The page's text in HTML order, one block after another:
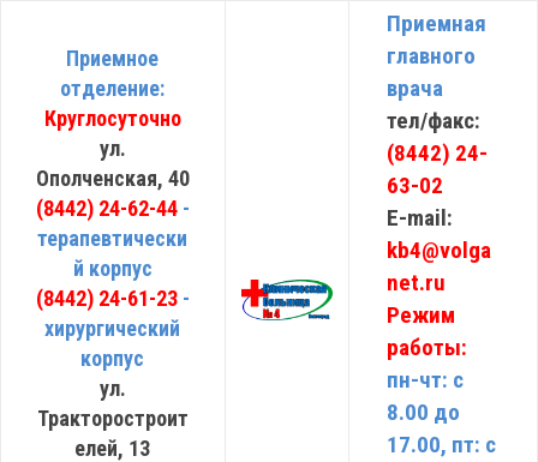
Приемное
отделение:
Круглосуточно
ул.
Ополченская, 40
(8442) 24-62-44 -
терапевтически
й корпус
(8442) 24-61-23 -
хирургический
корпус
ул.
Тракторостроит
елей, 13
Приемная
главного
врача
тел/факс:
(8442) 24-
63-02
E-mail:
kb4@volga
net.ru
Режим
работы:
пн-чт: с
8.00 до
17.00, пт: с